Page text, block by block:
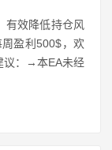
有效降低持仓风
盈利500$，欢
：→本EA未经